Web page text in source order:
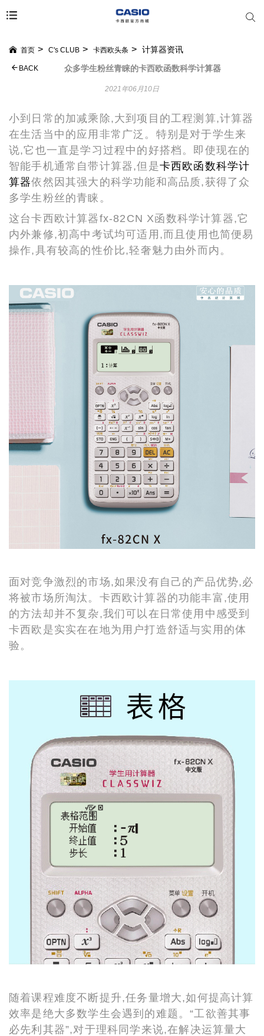
首页 C's CLUB 卡西欧头条 计算器资讯
众多学生粉丝青睐的卡西欧函数科学计算器
BACK
2021年06月10日
小到日常的加减乘除,大到项目的工程测算,计算器
在生活当中的应用非常广泛。特别是对于学生来
说,它也一直是学习过程中的好搭档。即使现在的
智能手机通常自带计算器,但是卡西欧函数科学计
算器依然因其强大的科学功能和高品质,获得了众
多学生粉丝的青睐。
这台卡西欧计算器fx-82CN X函数科学计算器,它
内外兼修,初高中考试均可适用,而且使用也简便易
操作,具有较高的性价比,轻奢魅力由外而内。
面对竞争激烈的市场,如果没有自己的产品优势,必
将被市场所淘汰。卡西欧计算器的功能丰富,使用
的方法却并不复杂,我们可以在日常使用中感受到
卡西欧是实实在在地为用户打造舒适与实用的体
验。
随着课程难度不断提升,任务量增大,如何提高计算
效率是绝大多数学生会遇到的难题。“工欲善其事
必先利其器”,对于理科同学来说,在解决运算量大